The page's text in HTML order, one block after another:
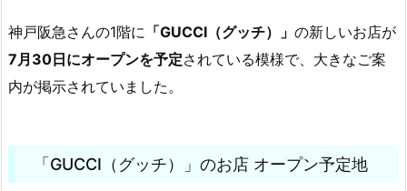
神戸阪急さんの1階に 「GUCCI（グッチ）」 の新しいお店が
7月30日にオープンを予定されている模様で、大きなご案
内が掲示されていました。
「GUCCI（グッチ）」のお店 オープン予定地